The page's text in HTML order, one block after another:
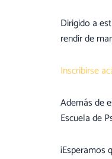
Dirigido a
rendir de
Inscribirse
Además de
Escuela de